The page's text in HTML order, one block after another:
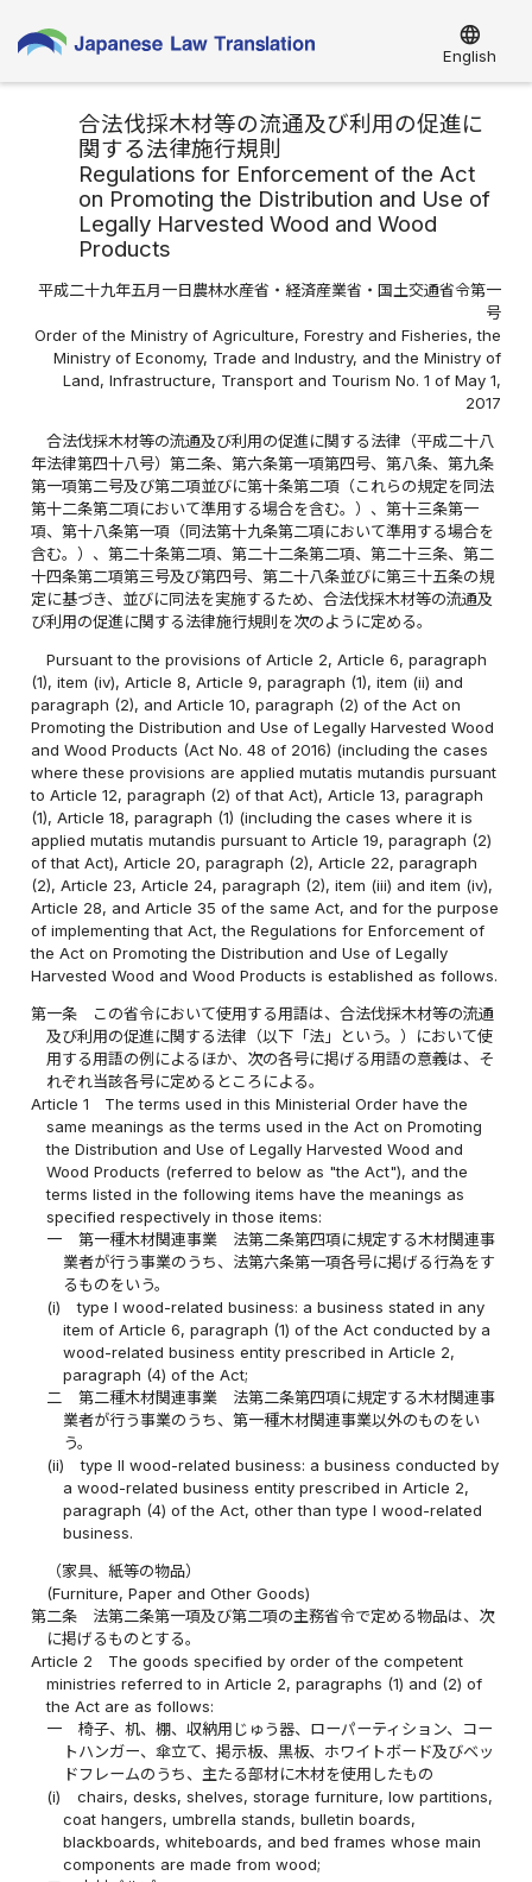
language
English
合法伐採木材等の流通及び利用の促進に
関する法律施行規則
Regulations for Enforcement of the Act
on Promoting the Distribution and Use of
Legally Harvested Wood and Wood
Products
平成二十九年五月一日農林水産省・経済産業省・国土交通省令第一
号
Order of the Ministry of Agriculture, Forestry and Fisheries, the
Ministry of Economy, Trade and Industry, and the Ministry of
Land, Infrastructure, Transport and Tourism No. 1 of May 1,
2017
合法伐採木材等の流通及び利用の促進に関する法律（平成二十八
年法律第四十八号）第二条、第六条第一項第四号、第八条、第九条
第一項第二号及び第二項並びに第十条第二項（これらの規定を同法
第十二条第二項において準用する場合を含む。）、第十三条第一
項、第十八条第一項（同法第十九条第二項において準用する場合を
含む。）、第二十条第二項、第二十二条第二項、第二十三条、第二
十四条第二項第三号及び第四号、第二十八条並びに第三十五条の規
定に基づき、並びに同法を実施するため、合法伐採木材等の流通及
び利用の促進に関する法律施行規則を次のように定める。
Pursuant to the provisions of Article 2, Article 6, paragraph
(1), item (iv), Article 8, Article 9, paragraph (1), item (ii) and
paragraph (2), and Article 10, paragraph (2) of the Act on
Promoting the Distribution and Use of Legally Harvested Wood
and Wood Products (Act No. 48 of 2016) (including the cases
where these provisions are applied mutatis mutandis pursuant
to Article 12, paragraph (2) of that Act), Article 13, paragraph
(1), Article 18, paragraph (1) (including the cases where it is
applied mutatis mutandis pursuant to Article 19, paragraph (2)
of that Act), Article 20, paragraph (2), Article 22, paragraph
(2), Article 23, Article 24, paragraph (2), item (iii) and item (iv),
Article 28, and Article 35 of the same Act, and for the purpose
of implementing that Act, the Regulations for Enforcement of
the Act on Promoting the Distribution and Use of Legally
Harvested Wood and Wood Products is established as follows.
第一条
この省令において使用する用語は、合法伐採木材等の流通
及び利用の促進に関する法律（以下「法」という。）において使
用する用語の例によるほか、次の各号に掲げる用語の意義は、そ
れぞれ当該各号に定めるところによる。
Article 1
The terms used in this Ministerial Order have the
same meanings as the terms used in the Act on Promoting
the Distribution and Use of Legally Harvested Wood and
Wood Products (referred to below as "the Act"), and the
terms listed in the following items have the meanings as
specified respectively in those items:
一
第一種木材関連事業 法第二条第四項に規定する木材関連事
業者が行う事業のうち、法第六条第一項各号に掲げる行為をす
るものをいう。
(i)
type I wood-related business: a business stated in any
item of Article 6, paragraph (1) of the Act conducted by a
wood-related business entity prescribed in Article 2,
paragraph (4) of the Act;
二
第二種木材関連事業 法第二条第四項に規定する木材関連事
業者が行う事業のうち、第一種木材関連事業以外のものをい
う。
(ii)
type II wood-related business: a business conducted by
a wood-related business entity prescribed in Article 2,
paragraph (4) of the Act, other than type I wood-related
business.
（家具、紙等の物品）
(Furniture, Paper and Other Goods)
第二条
法第二条第一項及び第二項の主務省令で定める物品は、次
に掲げるものとする。
Article 2
The goods specified by order of the competent
ministries referred to in Article 2, paragraphs (1) and (2) of
the Act are as follows:
一
椅子、机、棚、収納用じゅう器、ローパーティション、コー
トハンガー、傘立て、掲示板、黒板、ホワイトボード及びベッ
ドフレームのうち、主たる部材に木材を使用したもの
(i)
chairs, desks, shelves, storage furniture, low partitions,
coat hangers, umbrella stands, bulletin boards,
blackboards, whiteboards, and bed frames whose main
components are made from wood;